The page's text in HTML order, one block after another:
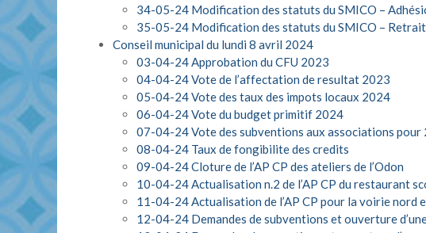
34-05-24 Modification des statuts du SMICO –
35-05-24 Modification des statuts du SMICO –
Conseil municipal du lundi 8 avril 2024
03-04-24 Approbation du CFU 2023
04-04-24 Vote de l’affectation de resultat 2023
05-04-24 Vote des taux des impots locaux 2024
06-04-24 Vote du budget primitif 2024
07-04-24 Vote des subventions aux associations pour
08-04-24 Taux de fongibilite des credits
09-04-24 Cloture de l’AP CP des ateliers de l’Odon
10-04-24 Actualisation n.2 de l’AP CP du restaurant
11-04-24 Actualisation de l’AP CP pour la voirie nord
12-04-24 Demandes de subventions et ouverture